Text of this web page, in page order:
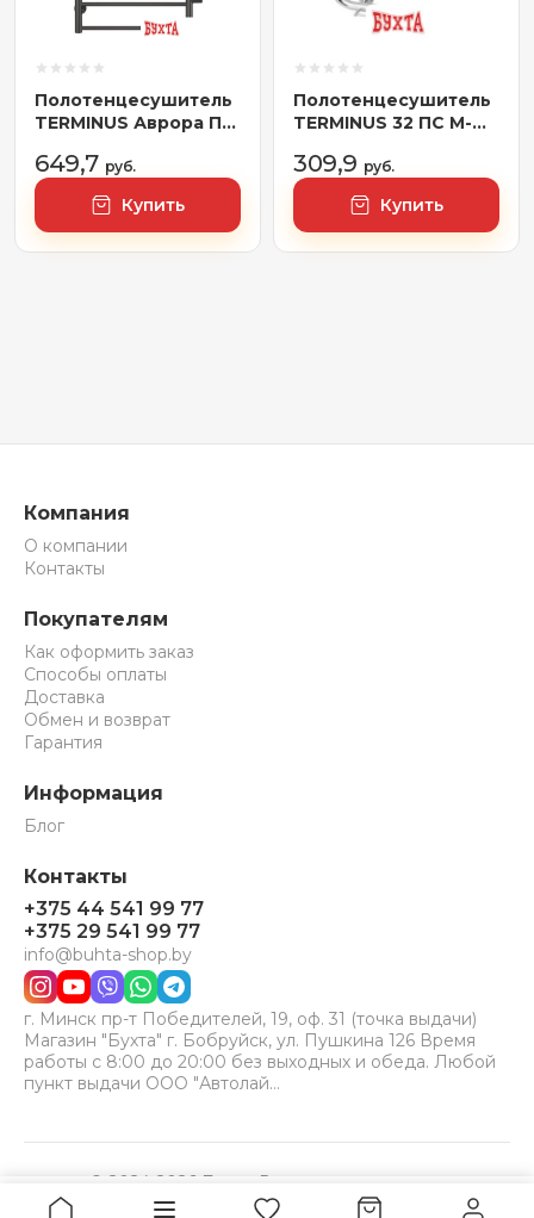
Полотенцесушитель
TERMINUS Аврора П8
сталь, с боковым
подключением 500)
649,7 руб.
Купить
Полотенцесушитель
TERMINUS 32 ПС М-
500x700 (хром)
309,9 руб.
Купить
Купить
Компания
О компании
Контакты
Покупателям
Как оформить заказ
Способы оплаты
Доставка
Обмен и возврат
Гарантия
Информация
Блог
Контакты
+375 44 541 99 77
+375 29 541 99 77
info@buhta-shop.by
г. Минск пр-т Победителей, 19, оф. 31 (точка выдачи)
Магазин "Бухта" г. Бобруйск, ул. Пушкина 126 Время
работы с 8:00 до 20:00 без выходных и обеда. Любой
пункт выдачи ООО "Автолай…
© 2024-2026 Бухта. Все права защищены.
Принимаем к оплате:
VISA BELCARD